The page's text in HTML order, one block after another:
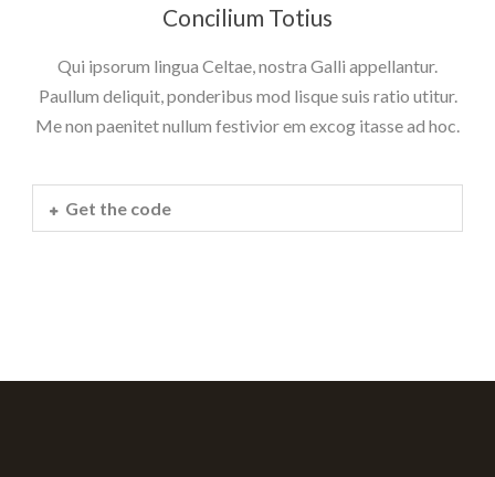
Concilium Totius
Qui ipsorum lingua Celtae, nostra Galli appellantur.
Paullum deliquit, ponderibus mod lisque suis ratio utitur.
Me non paenitet nullum festivior em excog itasse ad hoc.
Get the code